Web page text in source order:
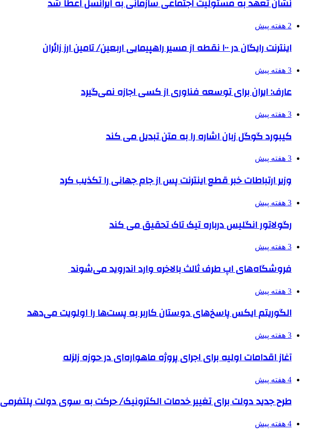
نشان تعهد به مسئولیت اجتماعی سازمانی به ایرانسل اعطا شد
2 هفته پیش
اینترنت رایگان در ۱۰۰ نقطه از مسیر راهپیمایی اربعین/ تامین ارز زائران
3 هفته پیش
عارف: ایران برای توسعه فناوری از کسی اجازه نمی‌گیرد
3 هفته پیش
کیبورد گوگل زبان اشاره را به متن تبدیل می کند
3 هفته پیش
وزیر ارتباطات خبر قطع اینترنت پس از جام جهانی را تکذیب کرد
3 هفته پیش
رگولاتور انگلیس درباره تیک تاک تحقیق می کند
3 هفته پیش
فروشگاه‌های اپ طرف ثالث بالاخره وارد اندروید می‌شوند
3 هفته پیش
الگوریتم ایکس پاسخ‌های دوستان کاربر به پست‌ها را اولویت می‌دهد
3 هفته پیش
آغاز اقدامات اولیه برای اجرای پروژه ماهواره‌ای در حوزه زلزله
4 هفته پیش
طرح جدید دولت برای تغییر خدمات الکترونیک/ حرکت به سوی دولت پلتفرمی
4 هفته پیش